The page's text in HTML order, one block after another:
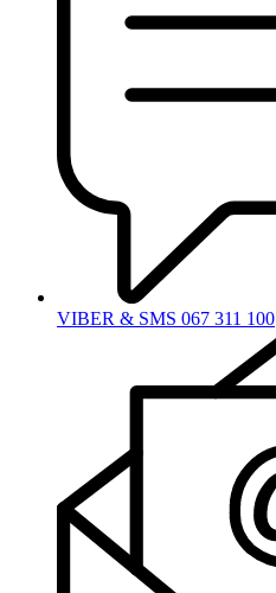
VIBER & SMS 067 311 100